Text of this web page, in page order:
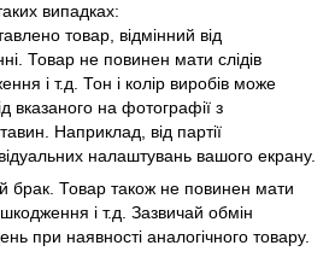
випадках:
товар, відмінний від
Товар не повинен мати слідів
і т.д. Тон і колір виробів може
вказаного на фотографії з
Наприклад, від партії
налаштувань вашого екрану.
брак. Товар також не повинен мати
і т.д. Зазвичай обмін
при наявності аналогічного товару.